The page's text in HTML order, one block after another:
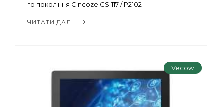
го покоління Cincoze CS-117 / P2102
ЧИТАТИ ДАЛІ...
Vecow